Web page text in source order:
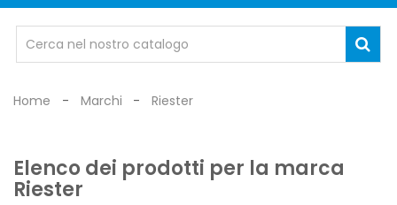
MEDICO
OCCHIALI
DI
Home Marchi Riester
Elenco dei prodotti per la marca
Riester